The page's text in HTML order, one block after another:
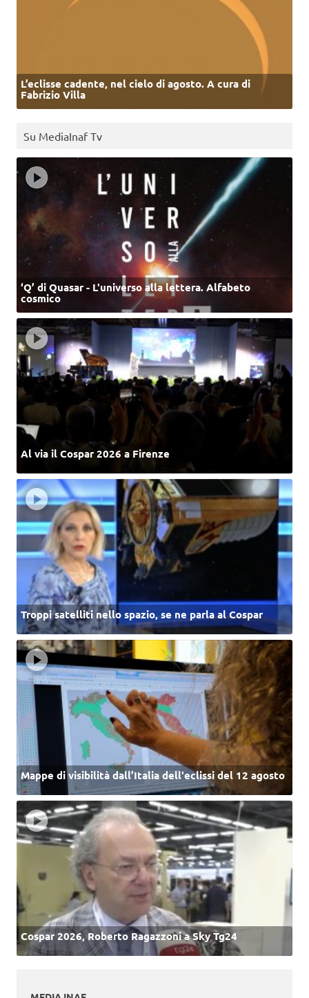
L’eclisse cadente, nel cielo di agosto. A cura di
Fabrizio Villa
Su MediaInaf Tv
‘Q’ di Quasar - L'universo alla lettera. Alfabeto
cosmico
Al via il Cospar 2026 a Firenze
Troppi satelliti nello spazio, se ne parla al Cospar
Mappe di visibilità dall’Italia dell'eclissi del 12 agosto
Cospar 2026, Roberto Ragazzoni a Sky Tg24